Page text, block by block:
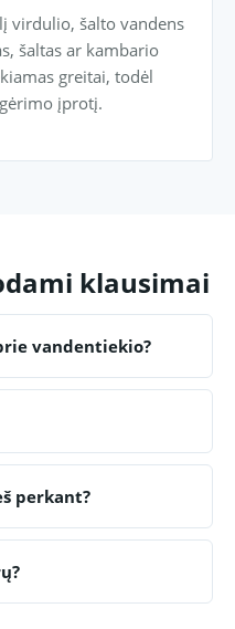
virdulio, šalto vandens
šaltas ar kambario
greitai, todėl
įprotį.
klausimai
vandentiekio?
perkant?